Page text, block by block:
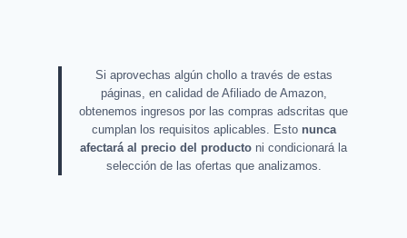
Si aprovechas algún chollo a través de estas
páginas, en calidad de Afiliado de Amazon,
obtenemos ingresos por las compras adscritas que
cumplan los requisitos aplicables. Esto nunca
afectará al precio del producto ni condicionará la
selección de las ofertas que analizamos.